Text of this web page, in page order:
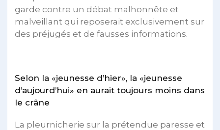
garde contre un débat malhonnête et
malveillant qui reposerait exclusivement sur
des préjugés et de fausses informations.
Selon la «jeunesse d’hier», la «jeunesse
d’aujourd’hui» en aurait toujours moins dans
le crâne
La pleurnicherie sur la prétendue paresse et